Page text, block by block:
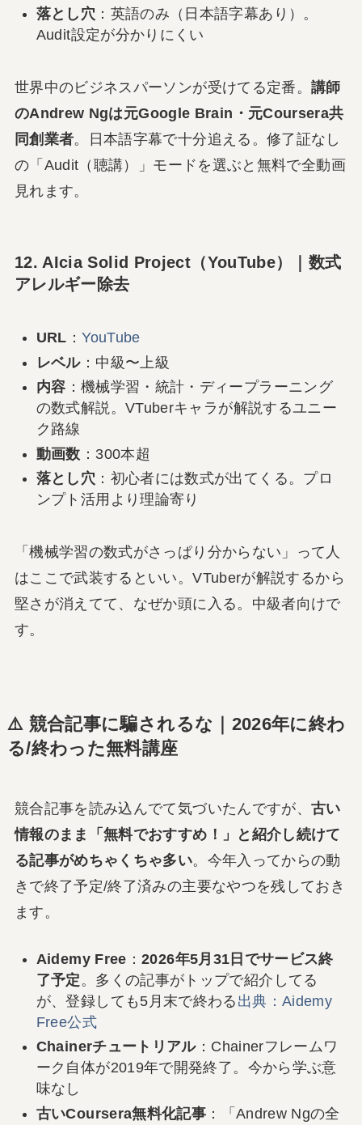
落とし穴 ：英語のみ（日本語字幕あり）。
Audit設定が分かりにくい
世界中のビジネスパーソンが受けてる定番。講師
のAndrew Ngは元Google Brain・元Coursera共
同創業者。日本語字幕で十分追える。修了証なし
の「Audit（聴講）」モードを選ぶと無料で全動画
見れます。
12. AIcia Solid Project（YouTube）｜数式
アレルギー除去
URL ：YouTube
レベル：中級〜上級
内容 ：機械学習・統計・ディープラーニング
の数式解説。VTuberキャラが解説するユニー
ク路線
動画数 ：300本超
落とし穴 ：初心者には数式が出てくる。プロ
ンプト活用より理論寄り
「機械学習の数式がさっぱり分からない」って人
はここで武装するといい。VTuberが解説するから
堅さが消えてて、なぜか頭に入る。中級者向けで
す。
⚠️ 競合記事に騙されるな｜2026年に終わ
る/終わった無料講座
競合記事を読み込んでて気づいたんですが、古い
情報のまま「無料でおすすめ！」と紹介し続けて
る記事がめちゃくちゃ多い。今年入ってからの動
きで終了予定/終了済みの主要なやつを残しておき
ます。
Aidemy Free ：2026年5月31日でサービス終
了予定 。多くの記事がトップで紹介してる
が、登録しても5月末で終わる 出典：Aidemy
Free公式
Chainerチュートリアル：Chainerフレームワ
ーク自体が2019年で開発終了。今から学ぶ意
味なし
古いCoursera無料化記事 ：「Andrew Ngの全